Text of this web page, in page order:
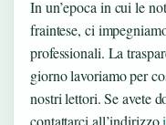
In un’epoca in cui le
fraintese, ci
professionali. La
giorno lavoriamo per
nostri lettori. Se avete
contattarci all’indirizzo